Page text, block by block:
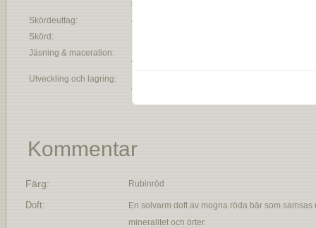
Skördeuttag:
4000 vinrankor per hektar
Skörd:
Jäsning & maceration:
varsam pressning
Utveckling och lagring:
ekfat. Naturlig malolaktisk jäsning.
Kommentar
Färg: Rubinröd
Doft:
En solvarm doft av mogna röda bär som
mineralitet och örter.